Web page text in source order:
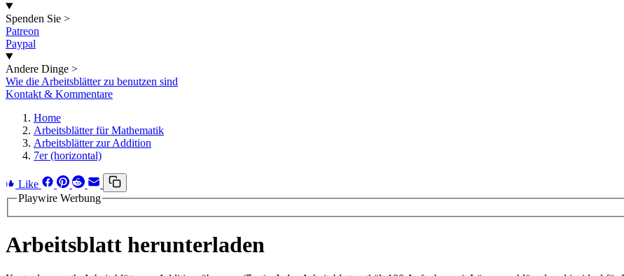
Spenden Sie >
Patreon
Paypal
Andere Dinge >
Wie die Arbeitsblätter zu benutzen sind
Kontakt & Kommentare
Home
Arbeitsblätter für Mathematik
Arbeitsblätter zur Addition
7er (horizontal)
Like
Playwire Werbung
Arbeitsblatt herunterladen